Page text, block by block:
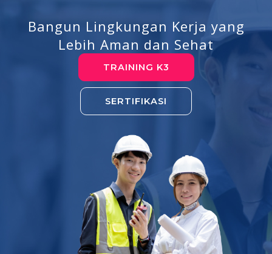
Bangun Lingkungan Kerja yang
Lebih Aman dan Sehat
TRAINING K3
SERTIFIKASI